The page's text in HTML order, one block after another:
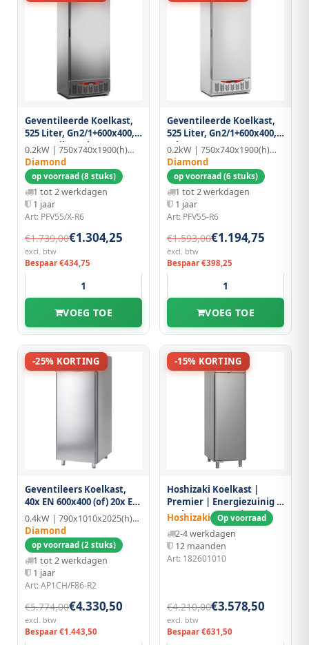
Geventileerde Koelkast,
525 Liter, Gn2/1+600x400,
Roestvrij Staal
0.2kW | 750x740x1900(h)mm | GN 2/1
Diamond
op voorraad (8 stuks)
1 tot 2 werkdagen
1 jaar
Art: PFV55/X-R6
€1.739,00€1.304,25
excl. btw
Bespaar €434,75
VOEG TOE
Geventileerde Koelkast,
525 Liter, Gn2/1+600x400,
Wit
0.2kW | 750x740x1900(h)mm | GN 2/1
Diamond
op voorraad (6 stuks)
1 tot 2 werkdagen
1 jaar
Art: PFV55-R6
€1.593,00€1.194,75
excl. btw
Bespaar €398,25
VOEG TOE
-25% KORTING
Geventileers Koelkast,
40x EN 600x400 (of) 20x EN
600x800
0.4kW | 790x1010x2025(h)mm
Diamond
op voorraad (2 stuks)
1 tot 2 werkdagen
1 jaar
Art: AP1CH/F86-R2
€5.774,00€4.330,50
excl. btw
Bespaar €1.443,50
-15% KORTING
Hoshizaki Koelkast |
Premier | Energiezuinig |
480l (en600x400) | Rvs |
-5°c/+12°c | Geforceerd |
Voetbediening |
610x848x2080/2130(h)mm
Hoshizaki Op voorraad
2-4 werkdagen
12 maanden
Art: 182601010
€4.210,00€3.578,50
excl. btw
Bespaar €631,50